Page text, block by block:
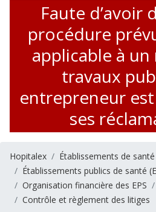
Faute d’avoir
procédure
applicable à
travaux
entrepreneur
ses
Hopitalex
Établissements de santé
Établissements publics de santé
Organisation financière des EPS
Contrôle et règlement des litiges